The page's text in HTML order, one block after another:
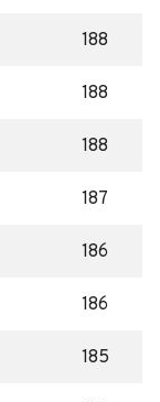
188
188
188
187
186
186
185